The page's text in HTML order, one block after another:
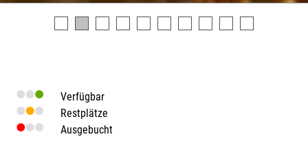
Verfügbar
Restplätze
Ausgebucht